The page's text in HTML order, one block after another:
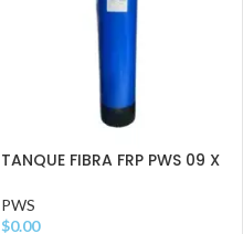
TANQUE FIBRA FRP PWS 09 X
PWS
$0.00